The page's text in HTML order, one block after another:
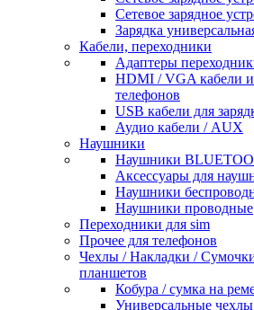
Сетевое зарядное
Зарядка
Кабели, переходники
Адаптеры
HDMI / VGA кабели
телефонов
USB кабели для
Аудио кабели / AUX
Наушники
Наушники
Аксессуары для
Наушники
Наушники проводные
Переходники для sim
Прочее для телефонов
Чехлы / Накладки /
планшетов
Кобура / сумка на
Универсальные